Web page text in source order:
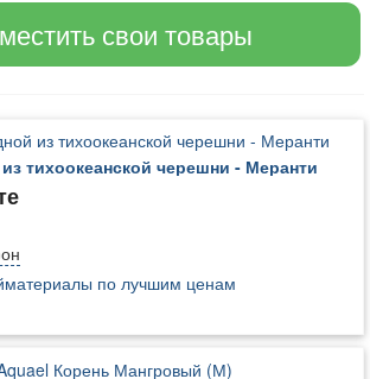
свои товары
тихоокеанской черешни - Меранти
по лучшим ценам